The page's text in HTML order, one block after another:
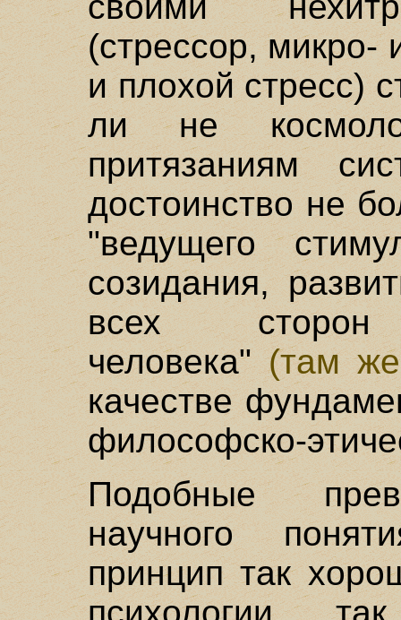
(стрессор, микро-
и плохой стресс)
ли не
притязаниям
достоинство не
"ведущего
созидания,
всех сторон
человека"(там
качестве
философско-
Подобные
научного
принцип так